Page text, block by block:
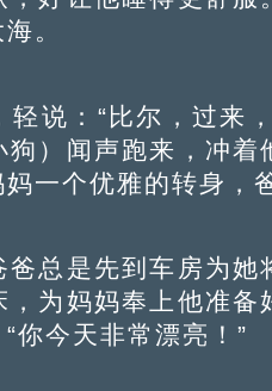
。
：“比尔，过来，
）闻声跑来，冲着
一个优雅的转身，
总是先到车房为她
为妈妈奉上他准备
你今天非常漂亮！”